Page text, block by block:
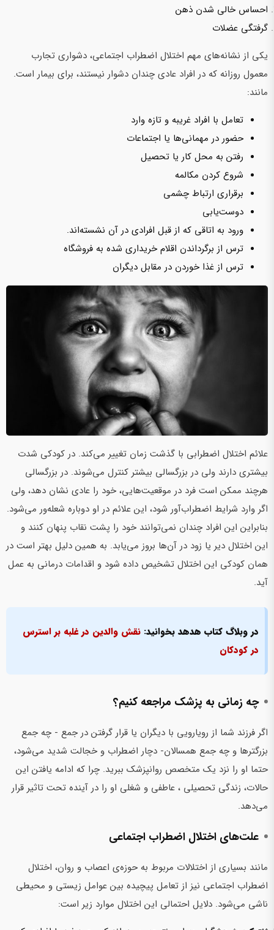
احساس خالی شدن ذهن
گرفتگی عضلات
یکی از نشانه‌های مهم اختلال اضطراب اجتماعی، دشواری تجارب
معمول روزانه که در افراد عادی چندان دشوار نیستند، برای بیمار است.
مانند:
تعامل با افراد غریبه و تازه وارد
حضور در مهمانی‌ها یا اجتماعات
رفتن به محل کار یا تحصیل
شروع کردن مکالمه
برقراری ارتباط چشمی
دوست‌یابی
ورود به اتاقی که از قبل‌ افرادی در آن نشسته‌اند.
ترس از برگرداندن اقلام خریداری شده به فروشگاه
ترس از غذا خوردن در مقابل دیگران
علائم اختلال اضطرابی با گذشت زمان تغییر‌ می‌کند. در کودکی شدت
بیشتری دارند ولی در بزرگسالی بیشتر کنترل‌ می‌شوند. در بزرگسالی
هرچند ممکن است فرد در موقعیت‌هایی، خود را عادی نشان دهد، ولی
اگر وارد شرایط‌ اضطراب‌آور شود،‌ این علائم در او دوباره شعله‌ور‌ می‌شود.
بنابراین‌ این افراد چندان‌ نمی‌توانند خود را پشت نقاب پنهان کنند و
این اختلال دیر یا زود در آن‌ها بروز‌ می‌یابد. به همین دلیل‌ بهتر است در
همان کودکی این اختلال تشخیص داده شود و اقدامات درمانی به عمل
آید.
در وبلاگ کتاب هدهد بخوانید: نقش والدین در غلبه بر استرس
در کودکان
چه زمانی به پزشک مراجعه کنیم؟
اگر فرزند شما از رویارویی با دیگران یا قرار گرفتن در جمع - چه جمع
بزرگترها و چه جمع همسالان- دچار اضطراب و خجالت شدید‌ می‌شود،
حتما او‌ را نزد یک متخصص روانپزشک‌ ببرید. چرا که ادامه یافتن این
حالات، زندگی تحصیلی ، عاطفی و شغلی او را در آینده تحت تاثیر قرار‌
می‌دهد.
علت‌های اختلال اضطراب اجتماعی
مانند بسیاری از اختلالات مربوط به حوزه‌ی اعصاب و روان، اختلال
اضطراب اجتماعی نیز از تعامل پیچیده بین عوامل زیستی و محیطی
ناشی‌ می‌شود. دلایل احتمالی این اختلال‌ موارد زیر است: